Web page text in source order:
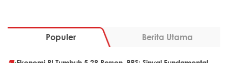
Populer Berita Utama